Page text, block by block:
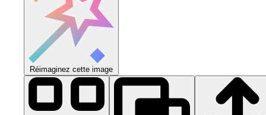
Réimaginez cette image